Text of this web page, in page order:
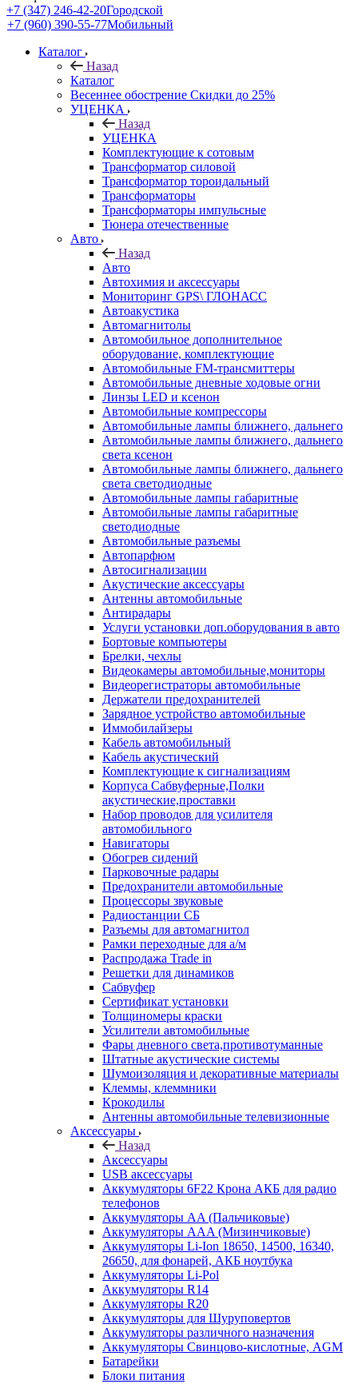
+7 (347) 246-42-20Городской
+7 (960) 390-55-77Мобильный
Каталог
Назад
Каталог
Весеннее обострение Скидки до 25%
УЦЕНКА
Назад
УЦЕНКА
Комплектующие к сотовым
Трансформатор силовой
Трансформатор тороидальный
Трансформаторы
Трансформаторы импульсные
Тюнера отечественные
Авто
Назад
Авто
Автохимия и аксессуары
Мониторинг GPS\ ГЛОНАСС
Автоакустика
Автомагнитолы
Автомобильное дополнительное
оборудование, комплектующие
Автомобильные FM-трансмиттеры
Автомобильные дневные ходовые огни
Линзы LED и ксенон
Автомобильные компрессоры
Автомобильные лампы ближнего, дальнего
Автомобильные лампы ближнего, дальнего
света ксенон
Автомобильные лампы ближнего, дальнего
света светодиодные
Автомобильные лампы габаритные
Автомобильные лампы габаритные
светодиодные
Автомобильные разъемы
Автопарфюм
Автосигнализации
Акустические аксессуары
Антенны автомобильные
Антирадары
Услуги установки доп.оборудования в авто
Бортовые компьютеры
Брелки, чехлы
Видеокамеры автомобильные,мониторы
Видеорегистраторы автомобильные
Держатели предохранителей
Зарядное устройство автомобильные
Иммобилайзеры
Кабель автомобильный
Кабель акустический
Комплектующие к сигнализациям
Корпуса Сабвуферные,Полки
акустические,проставки
Набор проводов для усилителя
автомобильного
Навигаторы
Обогрев сидений
Парковочные радары
Предохранители автомобильные
Процессоры звуковые
Радиостанции СБ
Разъемы для автомагнитол
Рамки переходные для а/м
Распродажа Trade in
Решетки для динамиков
Сабвуфер
Сертификат установки
Толщиномеры краски
Усилители автомобильные
Фары дневного света,противотуманные
Штатные акустические системы
Шумоизоляция и декоративные материалы
Клеммы, клеммники
Крокодилы
Антенны автомобильные телевизионные
Аксессуары
Назад
Аксессуары
USB аксессуары
Аккумуляторы 6F22 Крона АКБ для радио
телефонов
Аккумуляторы AA (Пальчиковые)
Аккумуляторы AAA (Мизинчиковые)
Аккумуляторы Li-Ion 18650, 14500, 16340,
26650, для фонарей, АКБ ноутбука
Аккумуляторы Li-Pol
Аккумуляторы R14
Аккумуляторы R20
Аккумуляторы для Шуруповертов
Аккумуляторы различного назначения
Аккумуляторы Свинцово-кислотные, AGM
Батарейки
Блоки питания